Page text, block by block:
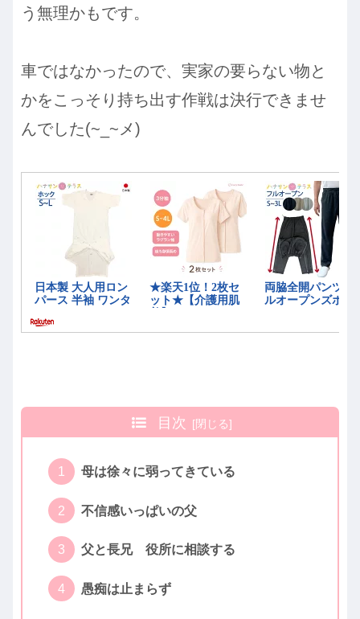
う無理かもです。
車ではなかったので、実家の要らない物と
かをこっそり持ち出す作戦は決行できませ
んでした(~_~メ)
目次
母は徐々に弱ってきている
不信感いっぱいの父
父と長兄 役所に相談する
愚痴は止まらず